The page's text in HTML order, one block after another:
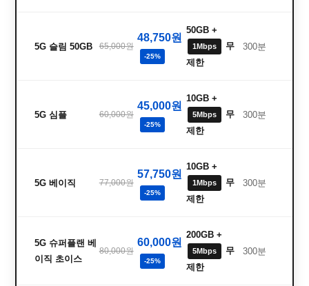
5G 슬림 50GB 65,000원
48,750원
-25%
50GB +
1Mbps
무
제한
300분
5G 심플 60,000원
45,000원
-25%
10GB +
5Mbps
무
제한
300분
5G 베이직 77,000원
57,750원
-25%
10GB +
1Mbps
무
제한
300분
5G 슈퍼플랜 베
이직 초이스
80,000원
60,000원
-25%
200GB +
5Mbps
무
제한
300분